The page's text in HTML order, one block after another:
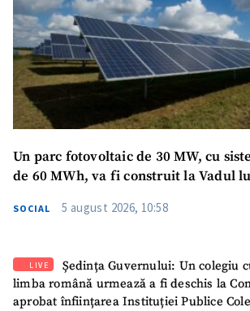
Un parc fotovoltaic de 30 MW, cu
de 60 MWh, va fi construit la Vadul
SOCIAL 5 august 2026, 10:58
LIVE
Ședința Guvernului: Un colegiu
limba română urmează a fi deschis la
aprobat înființarea Instituției Publice